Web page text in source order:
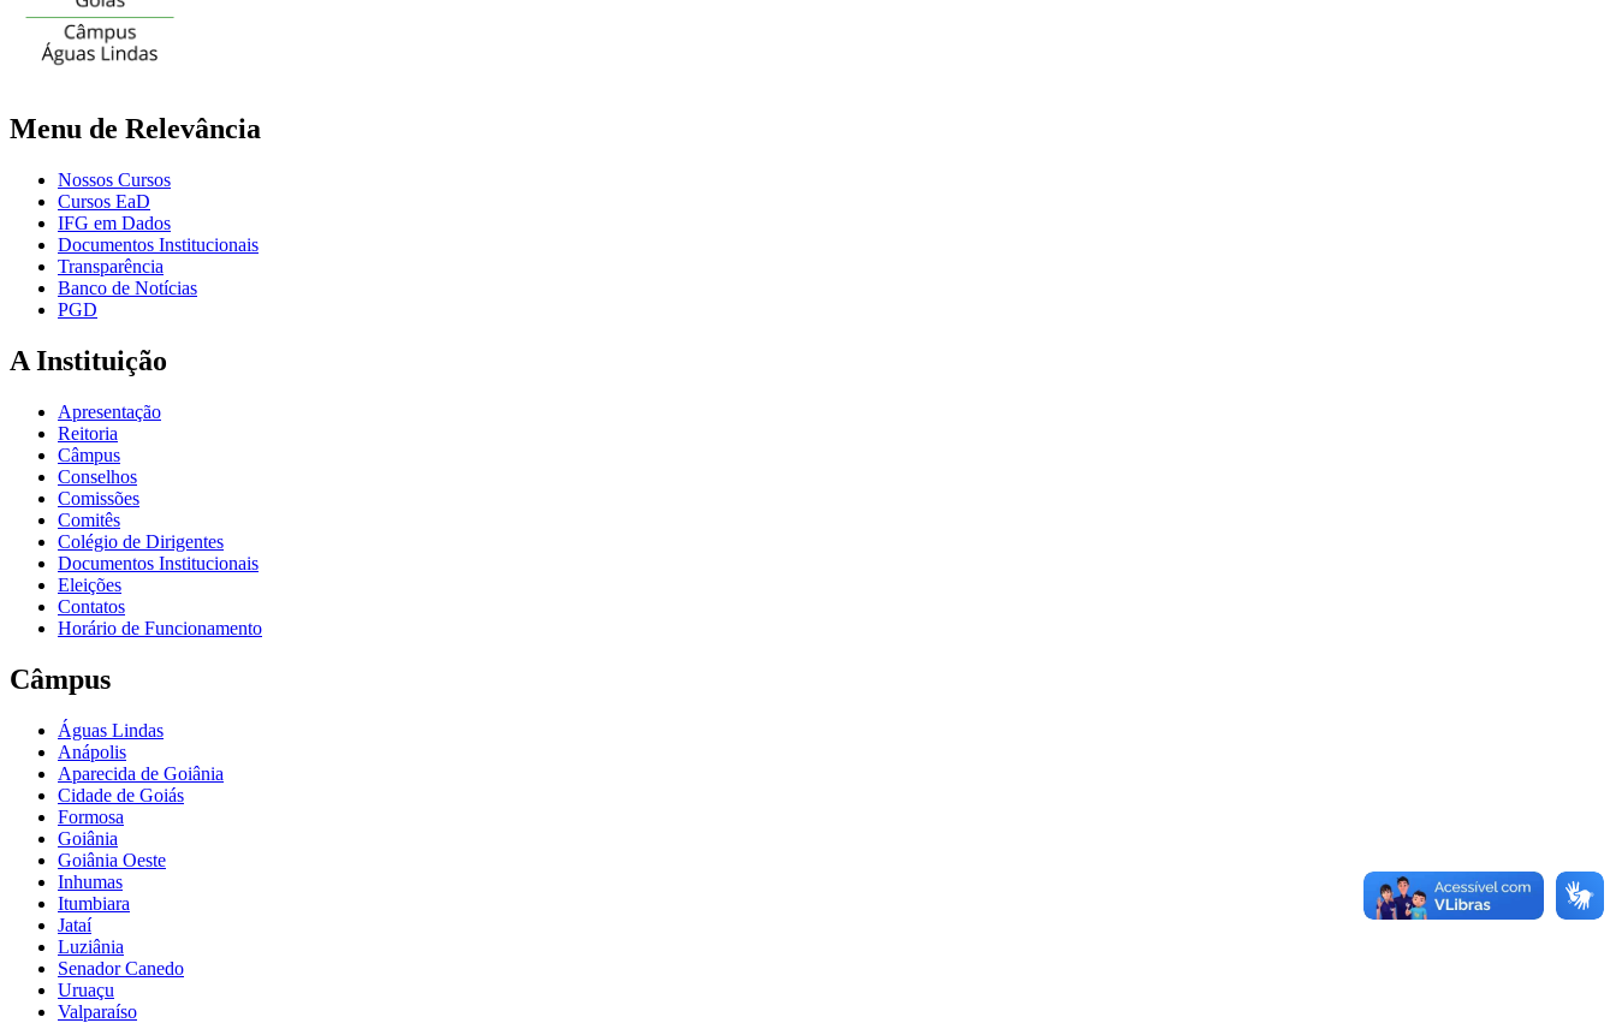
Menu de Relevância
Nossos Cursos
Cursos EaD
IFG em Dados
Documentos Institucionais
Transparência
Banco de Notícias
PGD
A Instituição
Apresentação
Reitoria
Câmpus
Conselhos
Comissões
Comitês
Colégio de Dirigentes
Documentos Institucionais
Eleições
Contatos
Horário de Funcionamento
Câmpus
Águas Lindas
Anápolis
Aparecida de Goiânia
Cidade de Goiás
Formosa
Goiânia
Goiânia Oeste
Inhumas
Itumbiara
Jataí
Luziânia
Senador Canedo
Uruaçu
Valparaíso